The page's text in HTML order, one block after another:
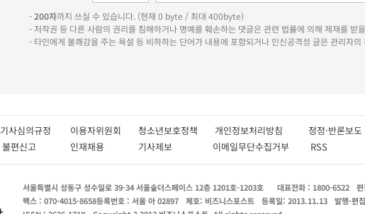
-200자까지 쓰실 수 있습니다. (현재 0 byte / 최대 400byte)
- 저작권 등 다른 사람의 권리를 침해하거나 명예를 훼손하는 댓글은 관련 법률에 의해 제재를 받
- 타인에게 불쾌감을 주는 욕설 등 비하하는 단어가 내용에 포함되거나 인신공격성 글은 관리자의
기사심의규정 이용자위원회 청소년보호정책 개인정보처리방침 정정·반론보도
불편신고 인재채용 기사제보 이메일무단수집거부 RSS
서울특별시 성동구 성수일로 39-34 서울숲더스페이스 12층 1201호-1203호 대표전화 : 1800-6522
팩스 : 070-4015-8658등록번호 : 서울 아 02897 제호: 비즈니스포스트 등록일: 2013.11.13 발행·편